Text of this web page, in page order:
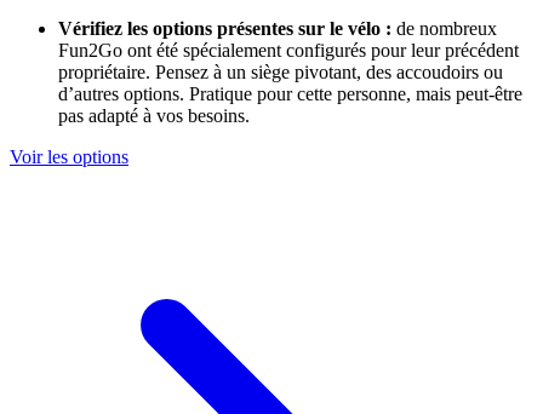
Vérifiez les options présentes sur le vélo : de nombreux
Fun2Go ont été spécialement configurés pour leur précédent
propriétaire. Pensez à un siège pivotant, des accoudoirs ou
d’autres options. Pratique pour cette personne, mais peut-être
pas adapté à vos besoins.
Voir les options